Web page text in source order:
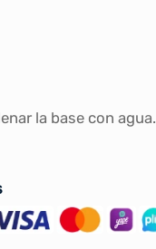
la base con agua.